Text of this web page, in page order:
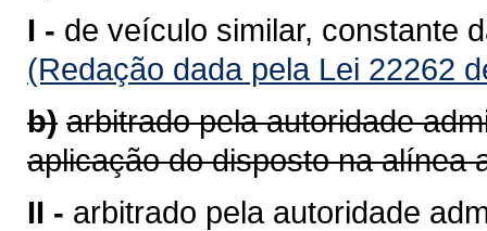
I - de veículo similar, constante
(Redação dada pela Lei 22262
b) arbitrado pela autoridade
aplicação do disposto na alínea
II - arbitrado pela autoridade